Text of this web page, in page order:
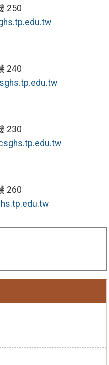
250
240
230
260